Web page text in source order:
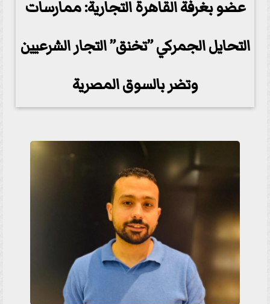
عضو بغرفة القاهرة التجارية: ممارسات
التحايل الجمركي ”تخنق” التجار الشرعيين
وتضر بالسوق المصرية